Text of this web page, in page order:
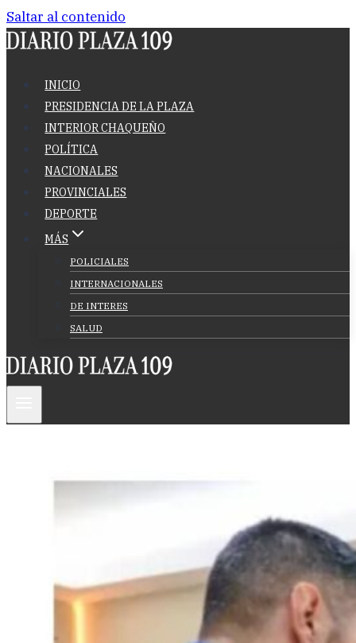
Saltar al contenido
INICIO
PRESIDENCIA DE LA PLAZA
INTERIOR CHAQUEÑO
POLÍTICA
NACIONALES
PROVINCIALES
DEPORTE
MÁS
POLICIALES
INTERNACIONALES
DE INTERES
SALUD